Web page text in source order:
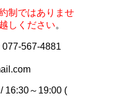
制ではありませ
しください。
567-4881
16:30～19:00 (